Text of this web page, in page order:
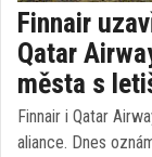
Finnair
Qatar
města s
Finnair i Qatar
aliance. Dnes